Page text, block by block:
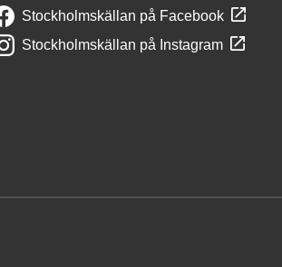
Stockholmskällan på Facebook
Stockholmskällan på Instagram